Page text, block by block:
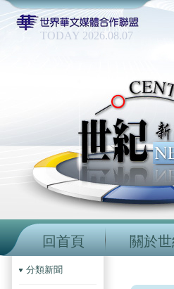
TODAY 2026.08.07
回首頁 關於
分類新聞